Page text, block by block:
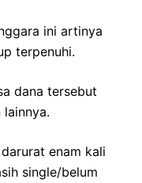
ini artinya
terpenuhi.
dana tersebut
enam kali
single/belum